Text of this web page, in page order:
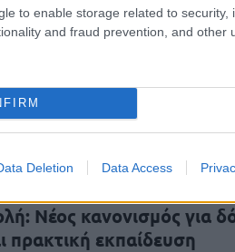
to enable storage related to security,
and fraud prevention, and other
Deletion Data Access
στα αποτελέσματα
Νέος κανονισμός για
πρακτική εκπαίδευση